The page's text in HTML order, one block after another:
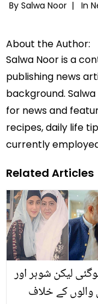
By Salwa Noor | In
About the Author:
Salwa Noor is a
publishing news
background.
for news and
recipes, daily life
currently
Related Articles
لیکن شوہر اور
کے خلاف